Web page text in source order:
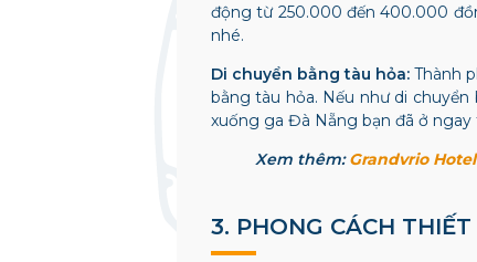
động từ 250.000 đến 400.000
nhé.
Di chuyển bằng tàu hỏa:Thành
bằng tàu hỏa. Nếu như di
xuống ga Đà Nẵng bạn đã ở
Xem thêm:Grandvrio
3. PHONG CÁCH